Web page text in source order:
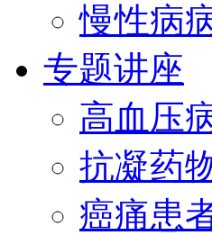
慢性病
专题讲座
高血压
抗凝药
癌痛患